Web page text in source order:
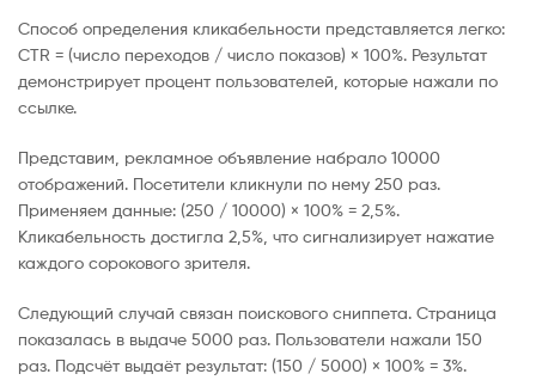
Способ определения кликабельности представляется легко:
CTR = (число переходов / число показов) × 100%. Результат
демонстрирует процент пользователей, которые нажали по
ссылке.
Представим, рекламное объявление набрало 10000
отображений. Посетители кликнули по нему 250 раз.
Применяем данные: (250 / 10000) × 100% = 2,5%.
Кликабельность достигла 2,5%, что сигнализирует нажатие
каждого сорокового зрителя.
Следующий случай связан поискового сниппета. Страница
показалась в выдаче 5000 раз. Пользователи нажали 150
раз. Подсчёт выдаёт результат: (150 / 5000) × 100% = 3%.